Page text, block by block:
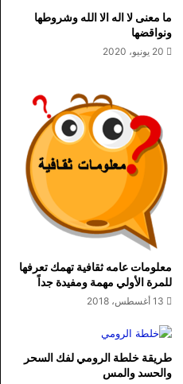
ما معنى لا اله الا الله وشروطها
ونواقضها
20 يونيو، 2020
معلومات عامه ثقافية تهمك تعرفها
للمرة الأولي مهمة ومفيدة جداً
13 أغسطس، 2018
طريقة خلطة الرومي لفك السحر
والحسد والمس